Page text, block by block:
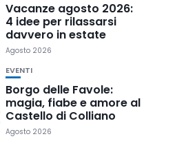
Vacanze agosto 2026:
4 idee per rilassarsi
davvero in estate
Agosto 2026
EVENTI
Borgo delle Favole:
magia, fiabe e amore al
Castello di Colliano
Agosto 2026